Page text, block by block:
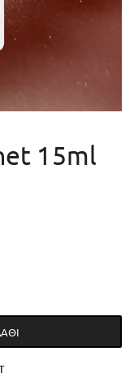
15ml